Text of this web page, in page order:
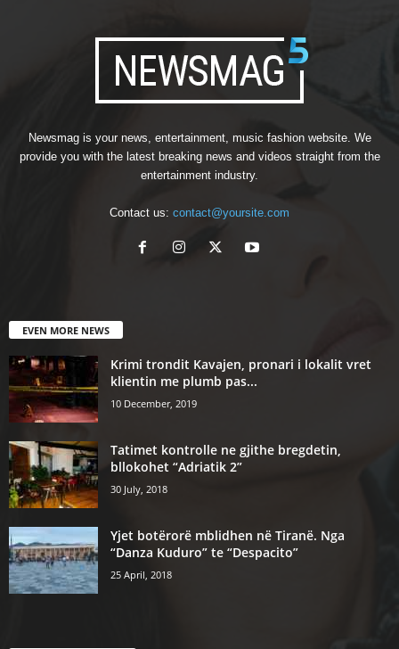
Newsmag is your news, entertainment, music fashion website. We
provide you with the latest breaking news and videos straight from the
entertainment industry.
Contact us: contact@yoursite.com
EVEN MORE NEWS
Krimi trondit Kavajen, pronari i lokalit vret
klientin me plumb pas...
10 December, 2019
Tatimet kontrolle ne gjithe bregdetin,
bllokohet “Adriatik 2”
30 July, 2018
Yjet botërorë mblidhen në Tiranë. Nga
“Danza Kuduro” te “Despacito”
25 April, 2018